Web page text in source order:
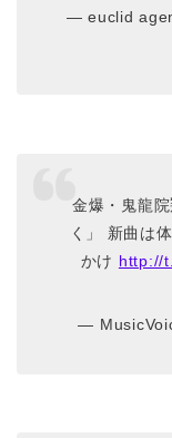
— euclid
金爆・鬼龍
く」 新曲は
かけ http://
—